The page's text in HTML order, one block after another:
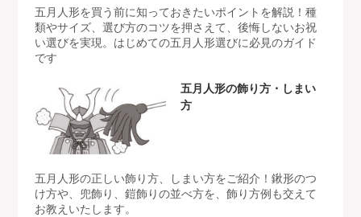
五月人形を買う前に知っておきたいポイントを解説！種
類やサイズ、選び方のコツを押さえて、後悔しないお祝
い選びを実現。はじめての五月人形選びに必見のガイド
です
五月人形の飾り方・しまい
方
五月人形の正しい飾り方、しまい方をご紹介！鍬形のつ
け方や、兜飾り、鎧飾りの並べ方を、飾り方例も交えて
お教えいたします。